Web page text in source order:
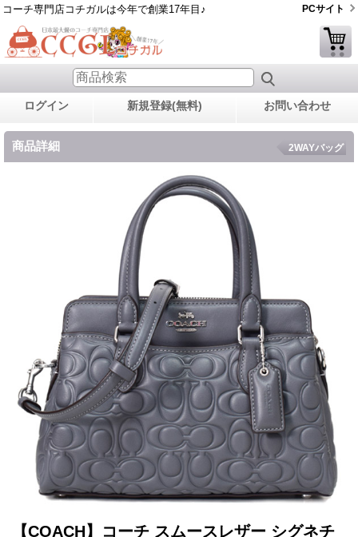
コーチ専門店コチガルは今年で創業17年目♪ PCサイト
ログイン 新規登録(無料) お問い合わせ
商品詳細 2WAYバッグ
【COACH】コーチ スムースレザー シグネチ